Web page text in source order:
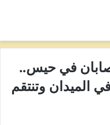
في حيس..
الميدان وتنتقم